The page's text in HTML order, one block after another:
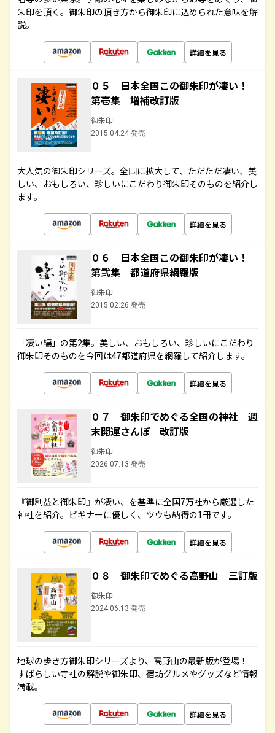
朱印を頂く。御朱印の頂き方から御朱印に込められた意味を解
説。
詳細を見る
０５ 日本全国この御朱印が凄い！
第壱集 増補改訂版
御朱印
2015.04.24 発売
大人気の御朱印シリーズ。全国に拡大して、ただただ凄い、美
しい、おもしろい、珍しいにこだわり御朱印そのものを紹介し
ます。
詳細を見る
０６ 日本全国この御朱印が凄い！
第弐集 都道府県網羅版
御朱印
2015.02.26 発売
「凄い編」の第2集。美しい、おもしろい、珍しいにこだわり
御朱印そのものを今回は47都道府県を網羅して紹介します。
詳細を見る
０７ 御朱印でめぐる全国の神社 週
末開運さんぽ 改訂版
御朱印
2026.07.13 発売
『御利益と御朱印』が凄い、を基準に全国7万社から厳選した
神社を紹介。ビギナーに優しく、ツウも納得の1冊です。
詳細を見る
０８ 御朱印でめぐる高野山 三訂版
御朱印
2024.06.13 発売
地球の歩き方御朱印シリーズより、高野山の最新版が登場！
すばらしい寺社の解説や御朱印、宿坊グルメやグッズなど情報
満載。
詳細を見る